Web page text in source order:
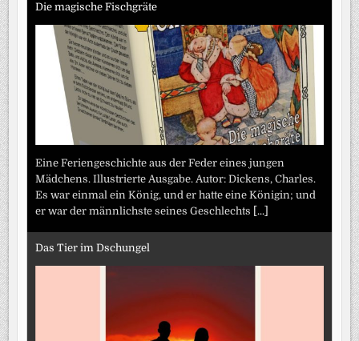
Die magische Fischgräte
Eine Feriengeschichte aus der Feder eines jungen
Mädchens. Illustrierte Ausgabe. Autor: Dickens, Charles.
Es war einmal ein König, und er hatte eine Königin; und
er war der männlichste seines Geschlechts
[...]
Das Tier im Dschungel